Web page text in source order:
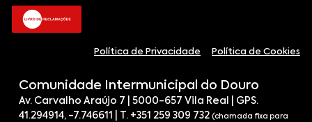
Política de Privacidade Política de Cookies
Comunidade Intermunicipal do Douro
Av. Carvalho Araújo 7 | 5000-657 Vila Real | GPS.
41.294914, -7.746611 | T. +351 259 309 732 (chamada fixa para